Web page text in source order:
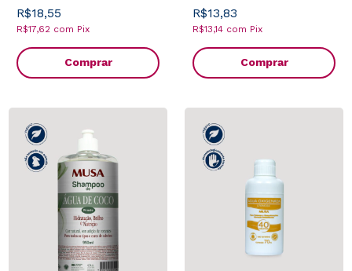
R$18,55
R$17,62 com Pix
Comprar
R$13,83
R$13,14 com Pix
Comprar